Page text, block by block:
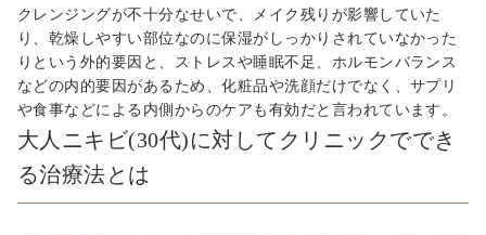
クレンジングが不十分なせいで、メイク残りが影響していた
り、乾燥しやすい部位なのに保湿がしっかりされていなかった
りという外的要因と、ストレスや睡眠不足、ホルモンバランス
などの内的要因があるため、化粧品や洗顔だけでなく、サプリ
や食事などによる内側からのケアも有効だと言われています。
大人 ニキビ(30代)に対してクリニックででき
る治療法とは